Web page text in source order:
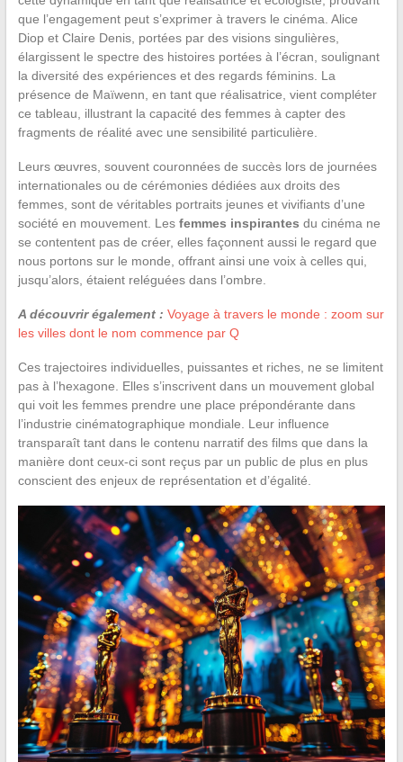
que l’engagement peut s’exprimer à travers le cinéma. Alice
Diop et Claire Denis, portées par des visions singulières,
élargissent le spectre des histoires portées à l’écran, soulignant
la diversité des expériences et des regards féminins. La
présence de Maïwenn, en tant que réalisatrice, vient compléter
ce tableau, illustrant la capacité des femmes à capter des
fragments de réalité avec une sensibilité particulière.
Leurs œuvres, souvent couronnées de succès lors de journées
internationales ou de cérémonies dédiées aux droits des
femmes, sont de véritables portraits jeunes et vivifiants d’une
société en mouvement. Les femmes inspirantes du cinéma ne
se contentent pas de créer, elles façonnent aussi le regard que
nous portons sur le monde, offrant ainsi une voix à celles qui,
jusqu’alors, étaient reléguées dans l’ombre.
A découvrir également : Voyage à travers le monde : zoom sur
les villes dont le nom commence par Q
Ces trajectoires individuelles, puissantes et riches, ne se limitent
pas à l’hexagone. Elles s’inscrivent dans un mouvement global
qui voit les femmes prendre une place prépondérante dans
l’industrie cinématographique mondiale. Leur influence
transparaît tant dans le contenu narratif des films que dans la
manière dont ceux-ci sont reçus par un public de plus en plus
conscient des enjeux de représentation et d’égalité.